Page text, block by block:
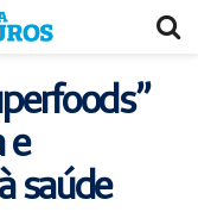
e
saúde